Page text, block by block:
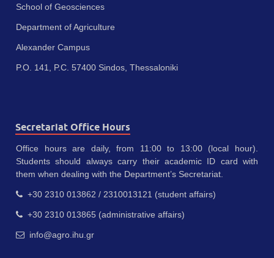
School of Geosciences
Department of Agriculture
Alexander Campus
P.O. 141, P.C. 57400 Sindos, Thessaloniki
Secretariat Office Hours
Office hours are daily, from 11:00 to 13:00 (local hour).
Students should always carry their academic ID card with
them when dealing with the Department’s Secretariat.
+30 2310 013862 / 2310013121 (student affairs)
+30 2310 013865 (administrative affairs)
info@agro.ihu.gr